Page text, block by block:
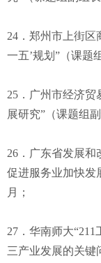
24．郑州市上街区
一五’规划”（课题
25．广州市经济贸
展研究”（课题组
26．广东省发展和
促进服务业加快发
月；
27．华南师大
三产业发展的关键